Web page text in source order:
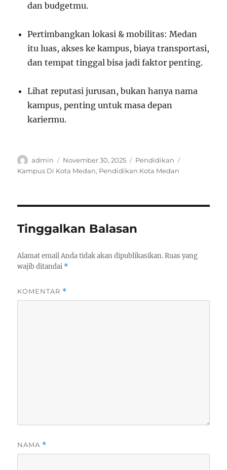
dan budgetmu.
Pertimbangkan lokasi & mobilitas: Medan
itu luas, akses ke kampus, biaya transportasi,
dan tempat tinggal bisa jadi faktor penting.
Lihat reputasi jurusan, bukan hanya nama
kampus, penting untuk masa depan
kariermu.
Author
admin
Posted
on
November 30, 2025 Categories
Pendidikan
Kampus Di Kota Medan, Pendidikan Kota Medan
Tinggalkan Balasan
Alamat email Anda tidak akan dipublikasikan. Ruas yang
wajib ditandai *
KOMENTAR *
NAMA *